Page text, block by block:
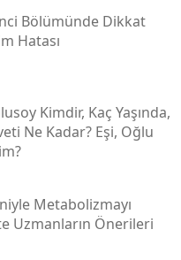
Bölümünde Dikkat
Hatası
Kimdir, Kaç Yaşında,
Ne Kadar? Eşi, Oğlu
Metabolizmayı
Uzmanların Önerileri